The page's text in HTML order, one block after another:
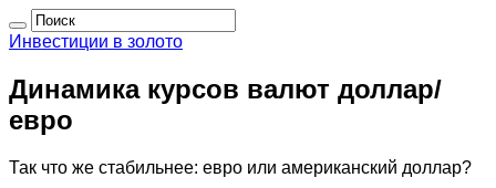
Инвестиции в золото
Динамика курсов валют доллар/
евро
Так что же стабильнее: евро или американский доллар?